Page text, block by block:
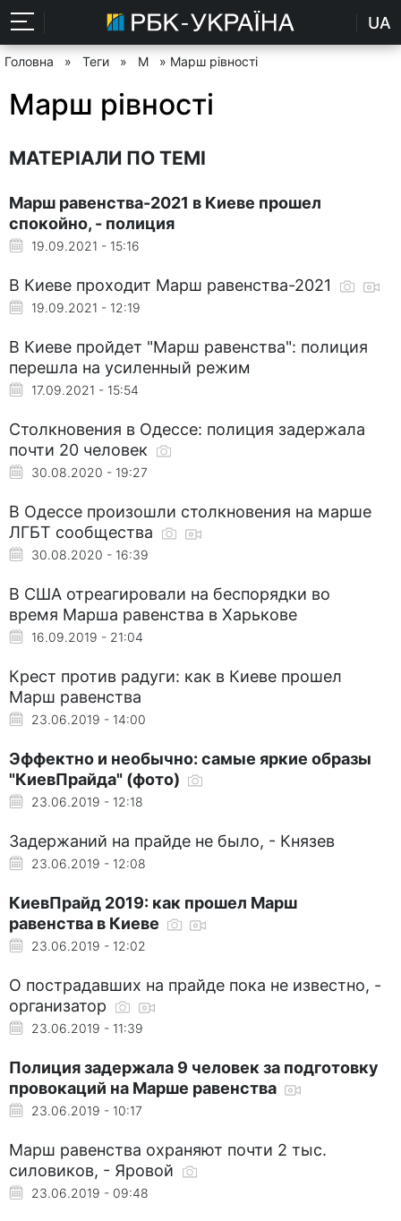
UA
Головна » Теги » М » Марш рівності
Марш рівності
МАТЕРІАЛИ ПО ТЕМІ
Марш равенства-2021 в Киеве прошел
спокойно, - полиция
19.09.2021 - 15:16
В Киеве проходит Марш равенства-2021
19.09.2021 - 12:19
В Киеве пройдет "Марш равенства": полиция
перешла на усиленный режим
17.09.2021 - 15:54
Столкновения в Одессе: полиция задержала
почти 20 человек
30.08.2020 - 19:27
В Одессе произошли столкновения на марше
ЛГБТ сообщества
30.08.2020 - 16:39
В США отреагировали на беспорядки во
время Марша равенства в Харькове
16.09.2019 - 21:04
Крест против радуги: как в Киеве прошел
Марш равенства
23.06.2019 - 14:00
Эффектно и необычно: самые яркие образы
"КиевПрайда" (фото)
23.06.2019 - 12:18
Задержаний на прайде не было, - Князев
23.06.2019 - 12:08
КиевПрайд 2019: как прошел Марш
равенства в Киеве
23.06.2019 - 12:02
О пострадавших на прайде пока не известно, -
организатор
23.06.2019 - 11:39
Полиция задержала 9 человек за подготовку
провокаций на Марше равенства
23.06.2019 - 10:17
Марш равенства охраняют почти 2 тыс.
силовиков, - Яровой
23.06.2019 - 09:48